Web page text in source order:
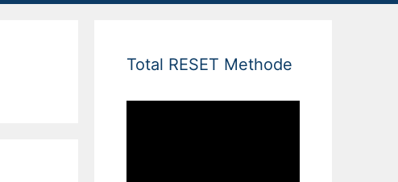
Total RESET Methode